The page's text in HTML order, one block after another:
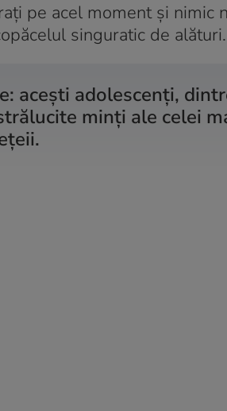
pe acel moment și nimic
singuratic de alături.
acești adolescenți,
minți ale celei